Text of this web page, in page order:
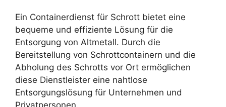
Ein Containerdienst für Schrott bietet eine
bequeme und effiziente Lösung für die
Entsorgung von Altmetall. Durch die
Bereitstellung von Schrottcontainern und die
Abholung des Schrotts vor Ort ermöglichen
diese Dienstleister eine nahtlose
Entsorgungslösung für Unternehmen und
Privatpersonen.